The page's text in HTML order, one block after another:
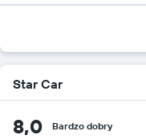
Star Car
8,0 Bardzo dobry